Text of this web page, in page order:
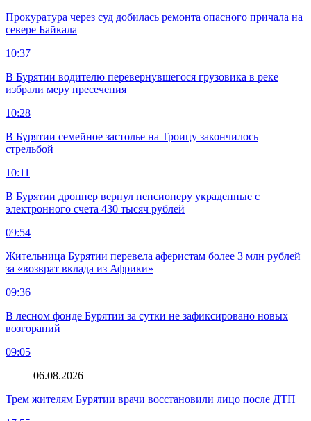
Прокуратура через суд добилась ремонта опасного причала на
севере Байкала
10:37
В Бурятии водителю перевернувшегося грузовика в реке
избрали меру пресечения
10:28
В Бурятии семейное застолье на Троицу закончилось
стрельбой
10:11
В Бурятии дроппер вернул пенсионеру украденные с
электронного счета 430 тысяч рублей
09:54
Жительница Бурятии перевела аферистам более 3 млн рублей
за «возврат вклада из Африки»
09:36
В лесном фонде Бурятии за сутки не зафиксировано новых
возгораний
09:05
06.08.2026
Трем жителям Бурятии врачи восстановили лицо после ДТП